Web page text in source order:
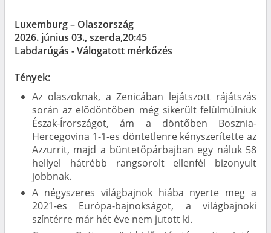
Luxemburg – Olaszország
2026. június 03., szerda,20:45
Labdarúgás - Válogatott mérkőzés
Tények:
Az olaszoknak, a Zenicában lejátszott rájátszás
során az elődöntőben még sikerült felülmúlniuk
Észak-Írországot, ám a döntőben Bosznia-
Hercegovina 1-1-es döntetlenre kényszerítette az
Azzurrit, majd a büntetőpárbajban egy náluk 58
hellyel hátrébb rangsorolt ellenfél bizonyult
jobbnak.
A négyszeres világbajnok hiába nyerte meg a
2021-es Európa-bajnokságot, a világbajnoki
színtérre már hét éve nem jutott ki.